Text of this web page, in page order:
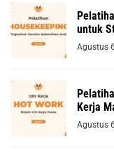
untuk
Agustus
Kerja
Agustus